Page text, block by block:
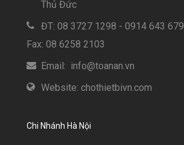
Thủ Đức
ĐT: 08 3727 1298 - 0914 643 679
Fax: 08 6258 2103
Email: info@toanan.vn
Website: chothietbivn.com
Chi Nhánh Hà Nội